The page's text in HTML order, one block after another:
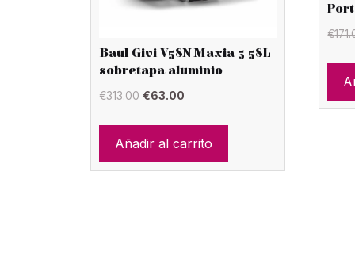
Baul Givi V58N Maxia 5 58L
sobretapa aluminio
€313.00 El
original
€63.00
actual
Añadir al carrito
€